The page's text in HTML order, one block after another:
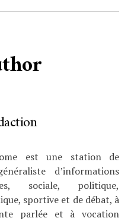
est une station de
d’informations
sociale, politique,
sportive et de débat, à
parlée et à vocation